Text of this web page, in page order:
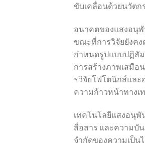
ขับเคลื่อนด้วยนวัตก
อนาคตของแสงอนุ
ขณะที่การวิจัยยังคง
กำหนดรูปแบบปฏิสั
การสร้างภาพเสมือ
รวิจัยโฟโตนิกส์แล
ความก้าวหน้าทางเ
เทคโนโลยีแสงอนุ
สื่อสาร และความบั
จำกัดของความเป็น